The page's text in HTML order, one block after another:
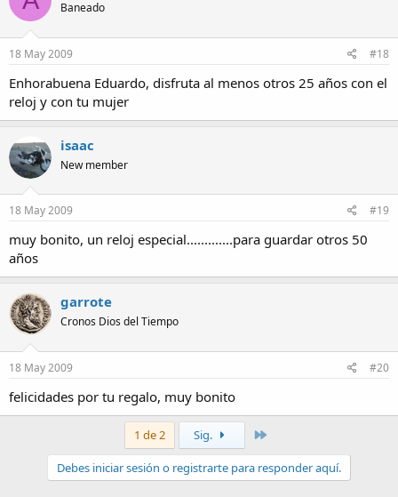
Baneado
18 May 2009 #18
Enhorabuena Eduardo, disfruta al menos otros 25 años con el
reloj y con tu mujer
isaac
New member
18 May 2009 #19
muy bonito, un reloj especial.............para guardar otros 50
años
garrote
Cronos Dios del Tiempo
18 May 2009 #20
felicidades por tu regalo, muy bonito
1 de 2 Sig.
Debes iniciar sesión o registrarte para responder aquí.